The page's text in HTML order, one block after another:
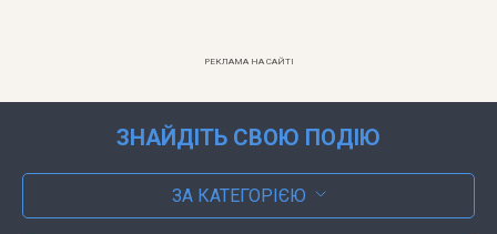
РЕКЛАМА НА САЙТІ
ЗНАЙДІТЬ СВОЮ ПОДІЮ
ЗА КАТЕГОРІЄЮ